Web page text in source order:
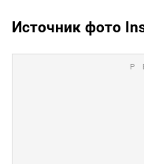
Источник фото